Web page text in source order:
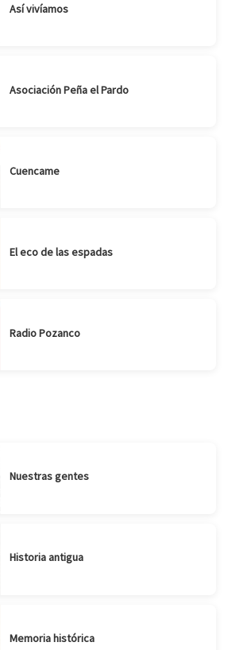
Así vivíamos
Asociación Peña el Pardo
Cuencame
El eco de las espadas
Radio Pozanco
Nuestras gentes
Historia antigua
Memoria histórica